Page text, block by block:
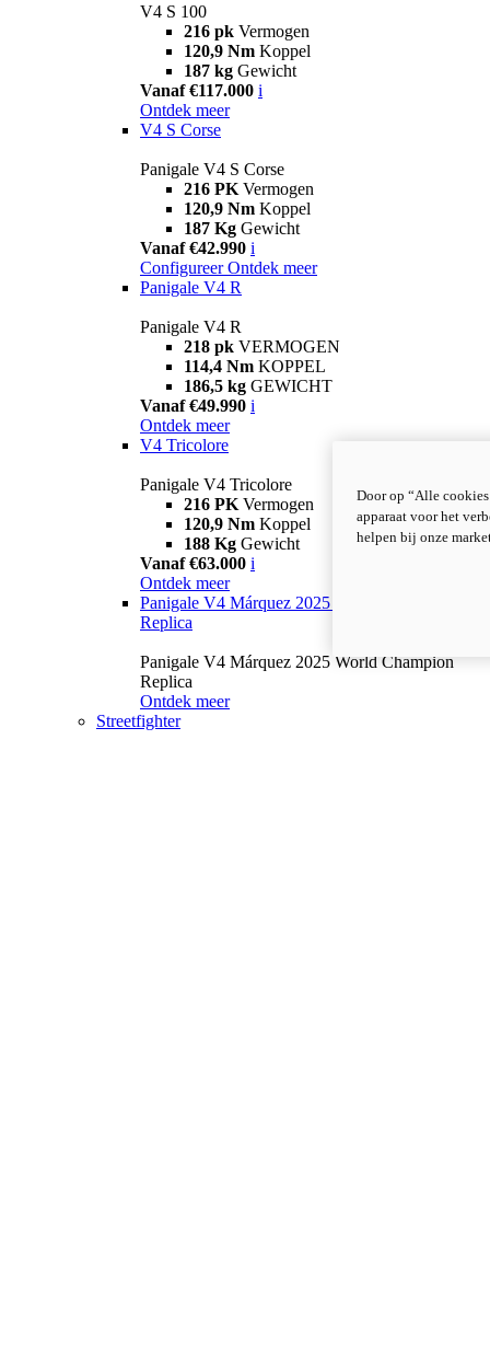
V4 S 100
216 pk Vermogen
120,9 Nm Koppel
187 kg Gewicht
Vanaf €117.000 i
Ontdek meer
V4 S Corse
Panigale V4 S Corse
216 PK Vermogen
120,9 Nm Koppel
187 Kg Gewicht
Vanaf €42.990 i
Configureer Ontdek meer
Panigale V4 R
Panigale V4 R
218 pk VERMOGEN
114,4 Nm KOPPEL
186,5 kg GEWICHT
Vanaf €49.990 i
Ontdek meer
V4 Tricolore
Panigale V4 Tricolore
216 PK Vermogen
120,9 Nm Koppel
188 Kg Gewicht
Vanaf €63.000 i
Ontdek meer
Panigale V4 Márquez 2025 World Champion
Replica
Panigale V4 Márquez 2025 World Champion
Replica
Ontdek meer
Streetfighter
Door op “Alle
apparaat voor het
helpen bij onze